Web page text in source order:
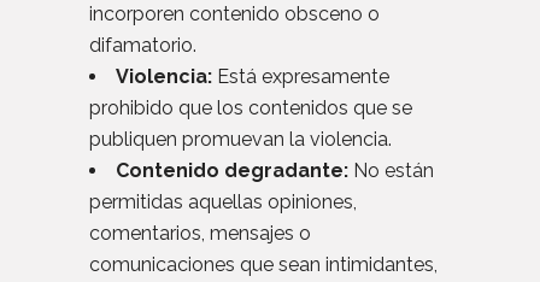
incorporen contenido obsceno o
difamatorio.
Violencia: Está expresamente
prohibido que los contenidos que se
publiquen promuevan la violencia.
Contenido degradante: No están
permitidas aquellas opiniones,
comentarios, mensajes o
comunicaciones que sean intimidantes,